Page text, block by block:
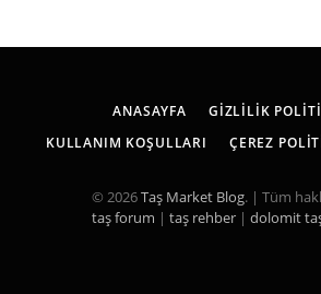
ANASAYFA
GIZLILIK
KULLANIM KOŞULLARI
ÇEREZ
© 2026Taş Market Blog. | Tüm
taş forum | taş rehber | dolomit